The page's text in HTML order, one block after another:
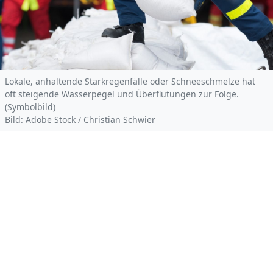
Lokale, anhaltende Starkregenfälle oder Schneeschmelze hat
oft steigende Wasserpegel und Überflutungen zur Folge.
(Symbolbild)
Bild: Adobe Stock / Christian Schwier